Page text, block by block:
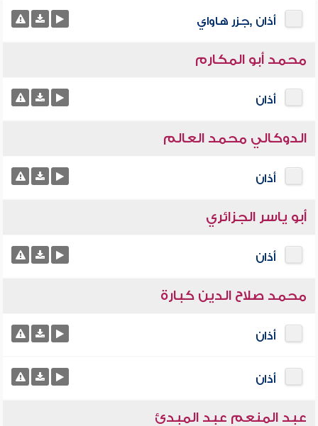
أذان ,جزر هاواي
محمد أبو المكارم
أذان
الدوكالي محمد العالم
أذان
أبو ياسر الجزائري
أذان
محمد صلاح الدين كبارة
أذان
أذان
عبد المنعم عبد المبدئ